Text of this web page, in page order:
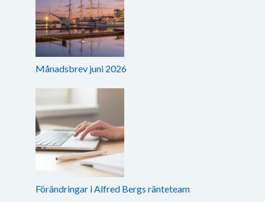
Månadsbrev juni 2026
Förändringar i Alfred Bergs ränteteam